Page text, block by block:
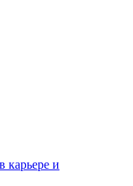
карьере и